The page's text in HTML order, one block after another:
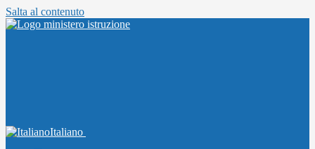
Salta al contenuto
Italiano